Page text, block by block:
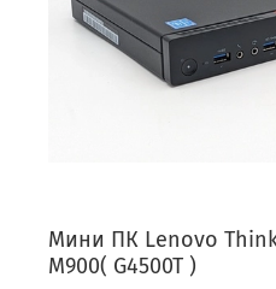
Мини ПК Lenovo
M900( G4500T )